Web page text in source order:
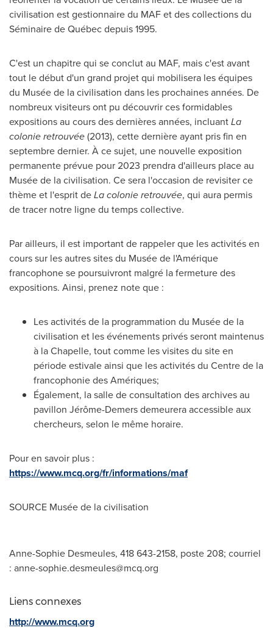
civilisation est gestionnaire du MAF et des collections du
Séminaire de Québec depuis 1995.
C'est un chapitre qui se conclut au MAF, mais c'est avant
tout le début d'un grand projet qui mobilisera les équipes
du Musée de la civilisation dans les prochaines années. De
nombreux visiteurs ont pu découvrir ces formidables
expositions au cours des dernières années, incluantLa
colonie retrouvée(2013), cette dernière ayant pris fin en
septembre dernier. À ce sujet, une nouvelle exposition
permanente prévue pour 2023 prendra d'ailleurs place au
Musée de la civilisation. Ce sera l'occasion de revisiter ce
thème et l'esprit deLa colonie retrouvée, qui aura permis
de tracer notre ligne du temps collective.
Par ailleurs, il est important de rappeler que les activités en
cours sur les autres sites du Musée de l'Amérique
francophone se poursuivront malgré la fermeture des
expositions. Ainsi, prenez note que :
Les activités de la programmation du Musée de la
civilisation et les événements privés seront maintenus
à la Chapelle, tout comme les visites du site en
période estivale ainsi que les activités du Centre de la
francophonie des Amériques;
Également, la salle de consultation des archives au
pavillon Jérôme-Demers demeurera accessible aux
chercheurs, selon le même horaire.
Pour en savoir plus :
https://www.mcq.org/fr/informations/maf
SOURCE Musée de la civilisation
Anne-Sophie Desmeules, 418 643-2158, poste 208; courriel
: anne-sophie.desmeules@mcq.org
Liens connexes
http://www.mcq.org